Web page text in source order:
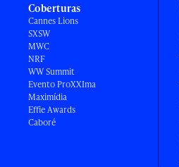
Coberturas
Cannes Lions
SXSW
MWC
NRF
WW Summit
Evento ProXXIma
Maximídia
Effie Awards
Caboré